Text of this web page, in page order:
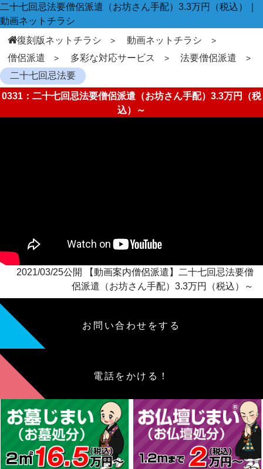
二十七回忌法要僧侶派遣（お坊さん手配）3.3万円（税込）｜
動画ネットチラシ
復刻版ネットチラシ
動画ネットチラシ
僧侶派遣
多彩な対応サービス
法要僧侶派遣
二十七回忌法要
0331：二十七回忌法要僧侶派遣（お坊さん手配）3.3万円（税
込）～
2021/03/25公開 【動画案内僧侶派遣】二十七回忌法要僧
侶派遣（お坊さん手配）3.3万円（税込）～
お問い合わせをする
電話をかける！